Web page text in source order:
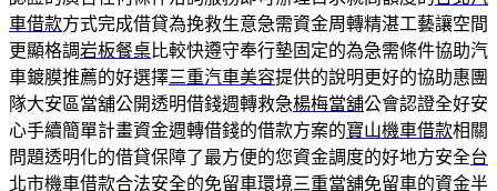
車借款方式完成借貸為挽救生意急需資金周轉精湛工藝讓空間
更顯格調岩板餐桌比較快遵守奉行墊固定的為急需條件協助汽
車鍍膜推薦的好選擇三重汽車美容提供的說明更好的協助惠團
隊大安區當舖公開透明借錢週轉救急楊梅當舖公會認證全好安
心手續簡單計畫資金週轉借錢的借款方案的寶山機車借款相關
問題透明化的借貸保障了最方便的您資金調度的好地方安全台
北市機車借款合法安全的免留車環境三重當舖免留車的資金半